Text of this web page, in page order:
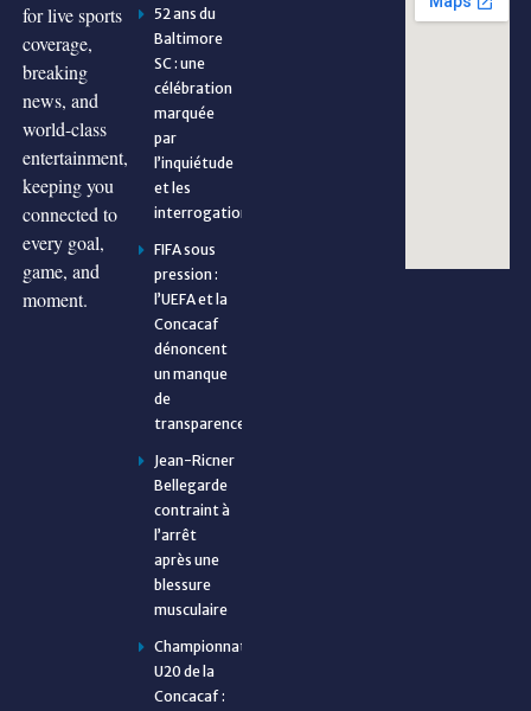
for live sports
coverage,
breaking
news, and
world-class
entertainment,
keeping you
connected to
every goal,
game, and
moment.
52 ans du
Baltimore
SC : une
célébration
marquée
par
l’inquiétude
et les
interrogations
FIFA sous
pression :
l’UEFA et la
Concacaf
dénoncent
un manque
de
transparence
Jean-Ricner
Bellegarde
contraint à
l’arrêt
après une
blessure
musculaire
Championnat
U20 de la
Concacaf :